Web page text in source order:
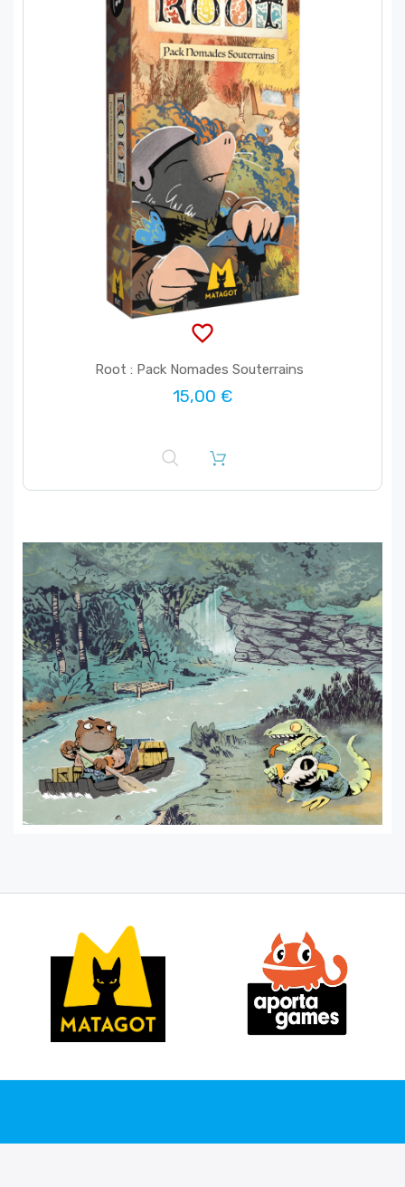
favorite_border
Root : Pack Nomades Souterrains
15,00 €